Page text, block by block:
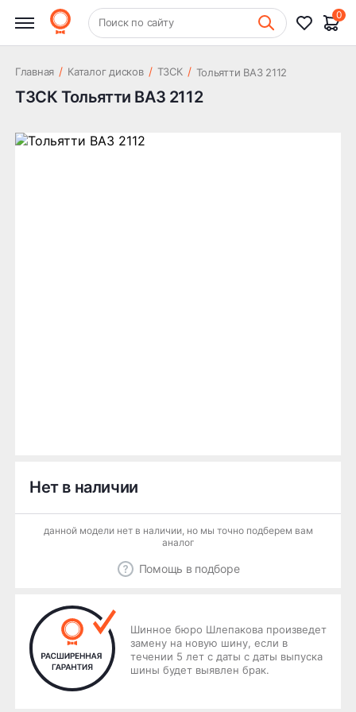
+7 (831) 261-35-35 Шиномонтаж
Поиск по сайту
0
Главная / Каталог дисков / ТЗСК / Тольятти ВАЗ 2112
ТЗСК Тольятти ВАЗ 2112
Нет в наличии
данной модели нет в наличии, но мы точно подберем вам
аналог
Помощь в подборе
Шинное бюро Шлепакова произведет
замену на новую шину, если в
течении 5 лет с даты с даты выпуска
шины будет выявлен брак.